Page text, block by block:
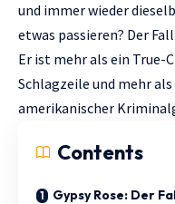
und immer wieder
etwas passieren? Der Fall
Er ist mehr als ein True-
Schlagzeile und mehr
amerikanischer
Contents
Gypsy Rose: Der